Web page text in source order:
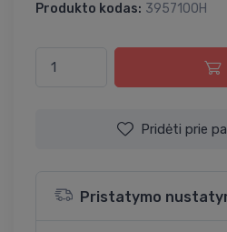
Produkto kodas: 3957100H
Pridėti prie
Pristatymo